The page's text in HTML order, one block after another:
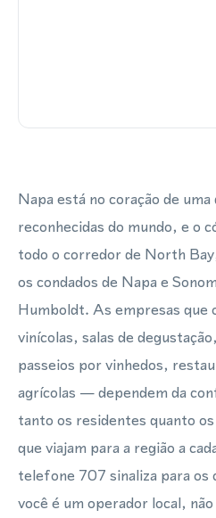
Napa está no coração de
reconhecidas do mundo, e o
todo o corredor de North
os condados de Napa e
Humboldt. As empresas
vinícolas, salas de
passeios por vinhedos,
agrícolas — dependem da
tanto os residentes quanto
que viajam para a região a
telefone 707 sinaliza para os
você é um operador local,